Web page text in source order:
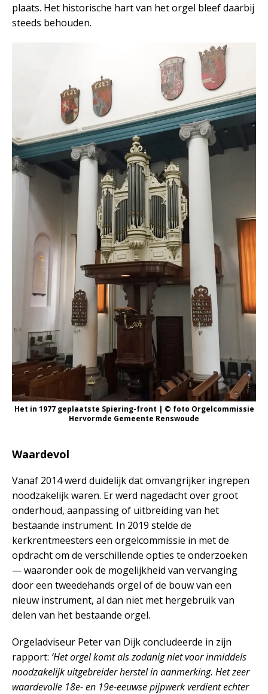
plaats. Het historische hart van het orgel bleef daarbij
steeds behouden.
Het in 1977 geplaatste Spiering-front | © foto Orgelcommissie
Hervormde Gemeente Renswoude
Waardevol
Vanaf 2014 werd duidelijk dat omvangrijker ingrepen
noodzakelijk waren. Er werd nagedacht over groot
onderhoud, aanpassing of uitbreiding van het
bestaande instrument. In 2019 stelde de
kerkrentmeesters een orgelcommissie in met de
opdracht om de verschillende opties te onderzoeken
— waaronder ook de mogelijkheid van vervanging
door een tweedehands orgel of de bouw van een
nieuw instrument, al dan niet met hergebruik van
delen van het bestaande orgel.
Orgeladviseur Peter van Dijk concludeerde in zijn
rapport: ‘Het orgel komt als zodanig niet voor inmiddels
noodzakelijk uitgebreider herstel in aanmerking. Het zeer
waardevolle 18e- en 19e-eeuwse pijpwerk verdient echter